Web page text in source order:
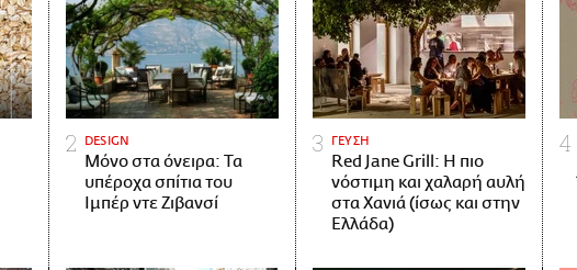
DESIGN
Μόνο στα όνειρα: Τα
υπέροχα σπίτια του
Ιμπέρ ντε Ζιβανσί
ΓΕΥΣΗ
Red Jane Grill: Η πιο
νόστιμη και χαλαρή αυλή
στα Χανιά (ίσως και στην
Ελλάδα)